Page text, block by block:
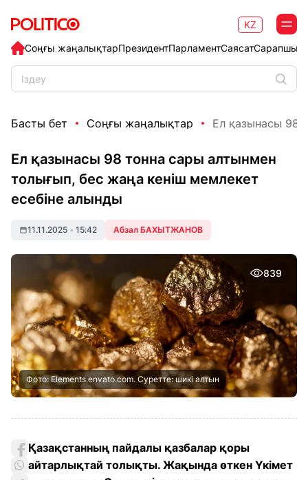
Соңғы жаңалықтарПрезидентПарламентСаясат
KZ
Басты бет Соңғы жаңалықтар Ел қазынасы 98
Ел қазынасы 98 тонна сары алтынмен
толығып, бес жаңа кеніш мемлекет
есебіне алынды
11.11.2025 • 15:42 Абзал БАХЫТЖАНОВ
839
Фото: Elements.envato.com. Суретте: шикі алтын
Қазақстанның пайдалы қазбалар қоры
айтарлықтай толықты. Жақында өткен Үкімет